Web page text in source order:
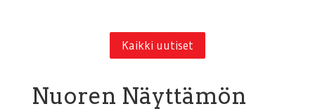
Kaikki uutiset
Nuoren Näyttämön